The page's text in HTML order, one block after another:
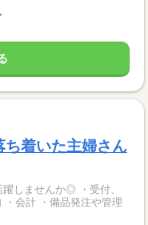
ち着いた主婦さん
せんか◎ ・受付、
会計 ・備品発注や管理